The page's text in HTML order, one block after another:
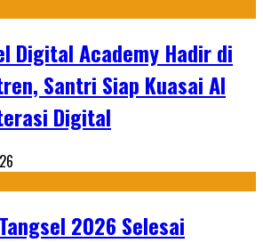
Digital Academy Hadir di
Santri Siap Kuasai AI
Digital
2026 Selesai